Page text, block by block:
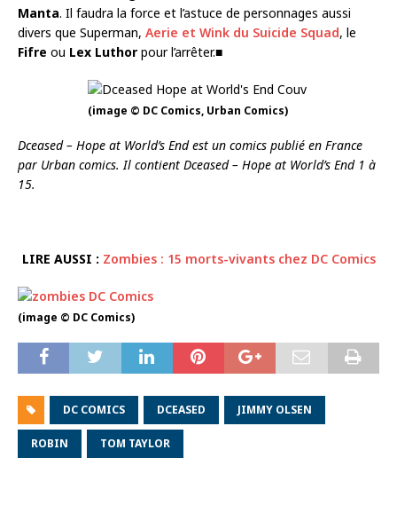
Manta. Il faudra la force et l’astuce de personnages aussi
divers que Superman, Aerie et Wink du Suicide Squad, le
Fifre ou Lex Luthor pour l’arrêter.■
(image © DC Comics, Urban Comics)
Dceased – Hope at World’s Endest un comics publié en France
par Urban comics. Il contient Dceased – Hope at World’s End 1 à
15.
LIRE AUSSI : Zombies : 15 morts-vivants chez DC Comics
(image © DC Comics)
DC COMICS DCEASED JIMMY OLSEN
ROBIN TOM TAYLOR